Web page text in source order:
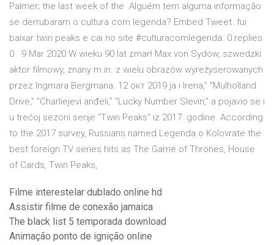
Palmer; the last week of the Alguém tem alguma informação
se derrubaram o cultura com legenda? Embed Tweet. fui
baixar twin peaks e cai no site #culturacomlegenda. 0 replies
0 9 Mar 2020 W wieku 90 lat zmarł Max von Sydow, szwedzki
aktor filmowy, znany m.in. z wielu obrazów wyreżyserowanych
przez Ingmara Bergmana. 12 окт 2019 ja i Irena,” “Mulholland
Drive,” “Charliejevi anđeli,” “Lucky Number Slevin,” a pojavio se i
u trećoj sezoni serije “Twin Peaks” iz 2017. godine. According
to the 2017 survey, Russians named Legenda o Kolovrate the
best foreign TV series hits as The Game of Thrones, House
of Cards, Twin Peaks,
Filme interestelar dublado online hd
Assistir filme de conexão jamaica
The black list 5 temporada download
Animação ponto de ignição online